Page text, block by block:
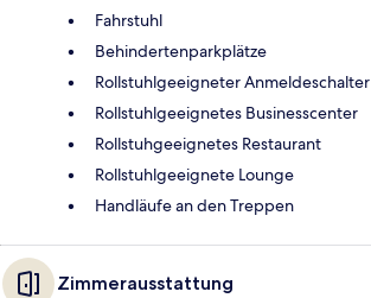
Fahrstuhl
Behindertenparkplätze
Rollstuhlgeeigneter Anmeldeschalter
Rollstuhlgeeignetes Businesscenter
Rollstuhgeeignetes Restaurant
Rollstuhlgeeignete Lounge
Handläufe an den Treppen
Zimmerausstattung